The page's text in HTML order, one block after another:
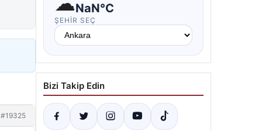
#19325
NaN°C
ŞEHIR SEÇ
Bizi Takip Edin